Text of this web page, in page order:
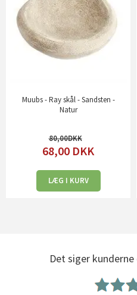
Muubs - Ray skål - Sandsten -
Natur
80,00
68,00 DKK
LÆG I KURV
Det siger